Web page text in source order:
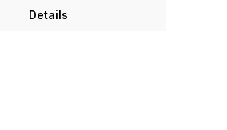
Details